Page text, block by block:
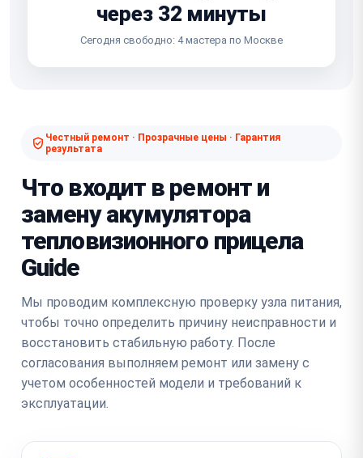
через 32 минуты
Сегодня свободно: 4 мастера по Москве
Честный ремонт · Прозрачные цены · Гарантия
результата
Что входит в ремонт и
замену акумулятора
тепловизионного прицела
Guide
Мы проводим комплексную проверку узла питания,
чтобы точно определить причину неисправности и
восстановить стабильную работу. После
согласования выполняем ремонт или замену с
учетом особенностей модели и требований к
эксплуатации.